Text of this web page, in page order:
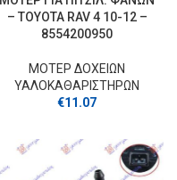
– TOYOTA RAV 4 10-12 –
8554200950
ΜΟΤΕΡ ΔΟΧΕΙΩΝ
ΥΑΛΟΚΑΘΑΡΙΣΤΗΡΩΝ
€11.07